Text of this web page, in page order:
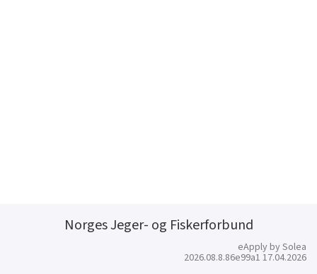
Norges Jeger- og Fiskerforbund
eApply by Solea
2026.08.8.86e99a1 17.04.2026